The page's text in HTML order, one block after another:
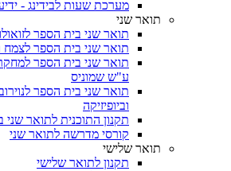
מערכת שעות לבידינג - ידיעון
תואר שני
תואר שני בית הספר
תואר שני בית הספר לצמח
תואר שני בית הספר
ע"ש שמוניס
תואר שני בית הספר
וביופיזיקה
תקנון התוכנית לתואר שני
קורסי מדרשה לתואר שני
תואר שלישי
תקנון לתואר שלישי